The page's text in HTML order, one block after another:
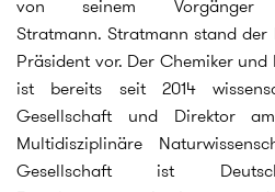
von seinem
Stratmann. Stratmann stand
Präsident vor. Der Chemiker
ist bereits seit 2014
Gesellschaft und Direktor
Multidisziplinäre
Gesellschaft ist